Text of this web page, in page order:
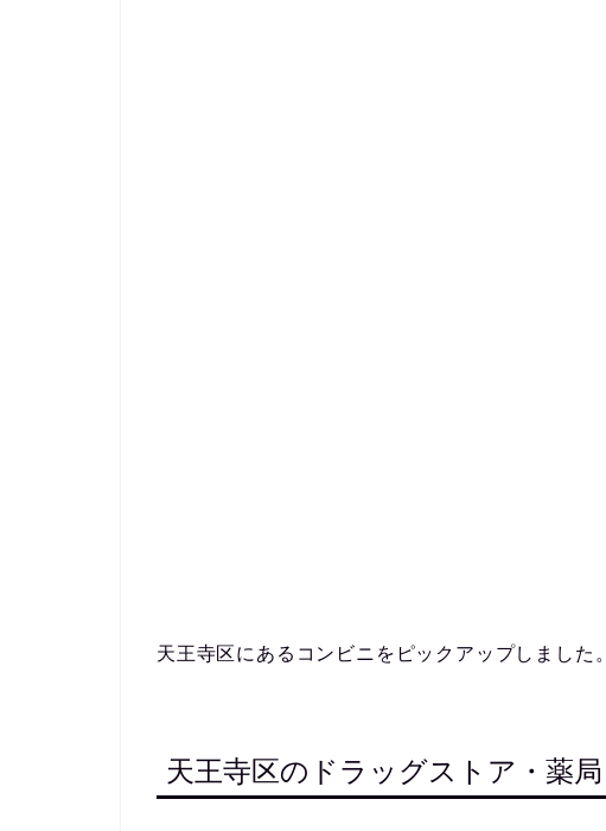
天王寺区にあるコンビニをピックアップしました。
天王寺区のドラッグストア・薬局